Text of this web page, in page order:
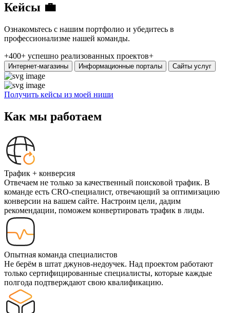
Кейсы 💼
Ознакомьтесь с нашим портфолио и убедитесь в
профессионализме нашей команды.
+400+ успешно реализованных проектов+
Интернет-магазины Информационные порталы Сайты услуг
Получить кейсы из моей ниши
Как мы работаем
Трафик + конверсия
Отвечаем не только за качественный поисковой трафик. В
команде есть CRO-специалист, отвечающий за оптимизацию
конверсии на вашем сайте. Настроим цели, дадим
рекомендации, поможем конвертировать трафик в лиды.
Опытная команда специалистов
Не берём в штат джунов-недоучек. Над проектом работают
только сертифицированные специалисты, которые каждые
полгода подтверждают свою квалификацию.